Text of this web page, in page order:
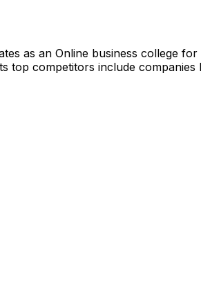
as an Online business college
top competitors include companies